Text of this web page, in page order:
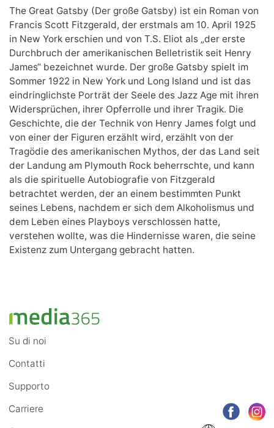
The Great Gatsby (Der große Gatsby) ist ein Roman von
Francis Scott Fitzgerald, der erstmals am 10. April 1925
in New York erschien und von T.S. Eliot als „der erste
Durchbruch der amerikanischen Belletristik seit Henry
James“ bezeichnet wurde. Der große Gatsby spielt im
Sommer 1922 in New York und Long Island und ist das
eindringlichste Porträt der Seele des Jazz Age mit ihren
Widersprüchen, ihrer Opferrolle und ihrer Tragik. Die
Geschichte, die der Technik von Henry James folgt und
von einer der Figuren erzählt wird, erzählt von der
Tragödie des amerikanischen Mythos, der das Land seit
der Landung am Plymouth Rock beherrschte, und kann
als die spirituelle Autobiografie von Fitzgerald
betrachtet werden, der an einem bestimmten Punkt
seines Lebens, nachdem er sich dem Alkoholismus und
dem Leben eines Playboys verschlossen hatte,
verstehen wollte, was die Hindernisse waren, die seine
Existenz zum Untergang gebracht hatten.
Su di noi
Contatti
Supporto
Carriere